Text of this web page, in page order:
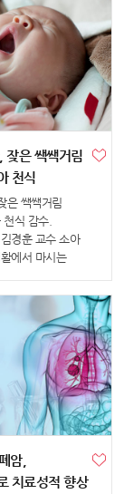
것과 살이 붙는
문제다. 소아 비만인
잦은 쌕쌕거림
천식
은 쌕쌕거림
식 감수.
경훈 교수 소아
에서 마시는
발생하는 만성
다. 주로 기침,
), 호흡곤란의 증상을
암,
치료성적 향상